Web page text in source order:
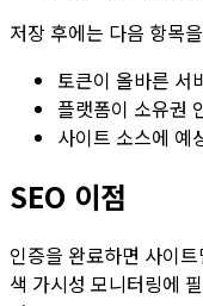
저장 후에는 다음 항목
토큰이 올바른 서
플랫폼이 소유권
사이트 소스에
SEO 이점
인증을 완료하면 사이
색 가시성 모니터링에